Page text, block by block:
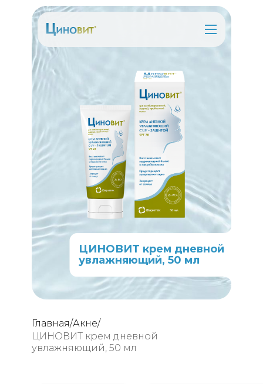
ЦИНОВИТ крем дневной
увлажняющий, 50 мл
Главная/Акне/
ЦИНОВИТ крем дневной
увлажняющий, 50 мл